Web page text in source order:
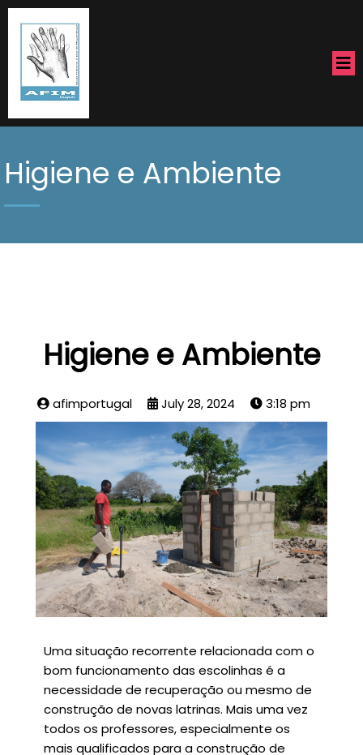
Higiene e Ambiente
Higiene e Ambiente
afimportugal July 28, 2024 3:18 pm
Uma situação recorrente relacionada com o
bom funcionamento das escolinhas é a
necessidade de recuperação ou mesmo de
construção de novas latrinas. Mais uma vez
todos os professores, especialmente os
mais qualificados para a construção de